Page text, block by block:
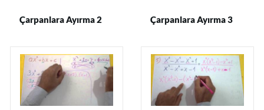
Çarpanlara Ayırma 2 Çarpanlara Ayırma 3